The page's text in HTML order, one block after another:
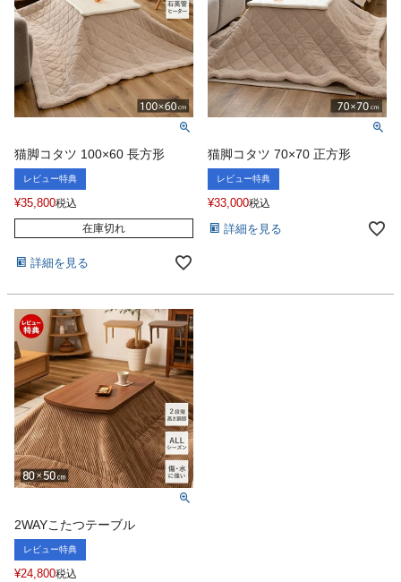
猫脚コタツ 100×60 長方形
レビュー特典
¥35,800税込
在庫切れ
詳細を見る
猫脚コタツ 70×70 正方形
レビュー特典
¥33,000税込
詳細を見る
2WAYこたつテーブル
レビュー特典
¥24,800税込